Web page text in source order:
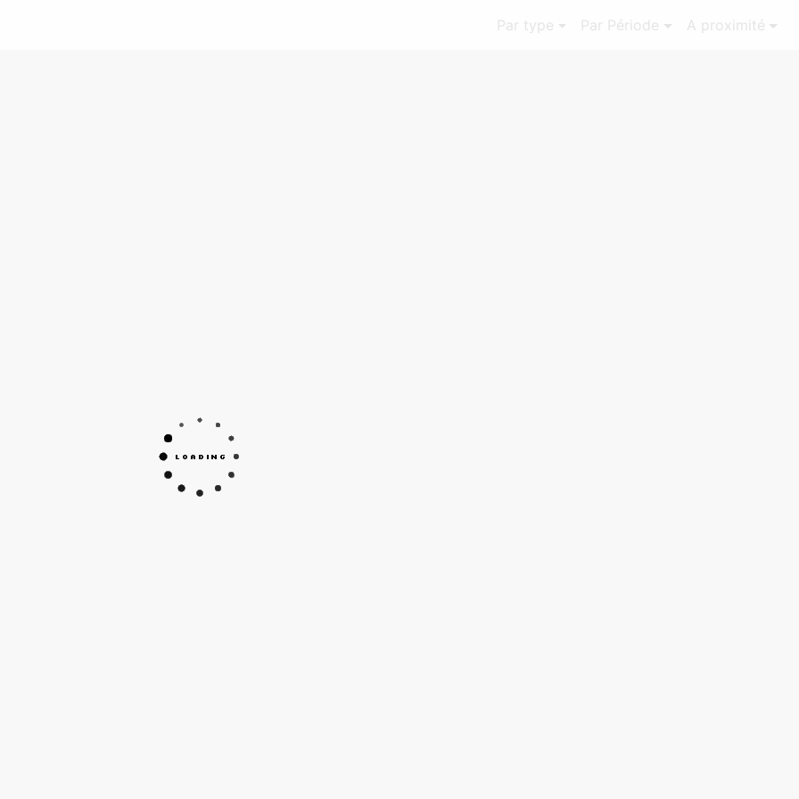
Par type Par Période A proximité